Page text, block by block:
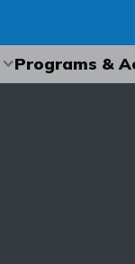
Programs &